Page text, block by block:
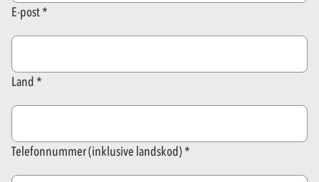
E-post
Land
Telefonnummer (inklusive landskod)